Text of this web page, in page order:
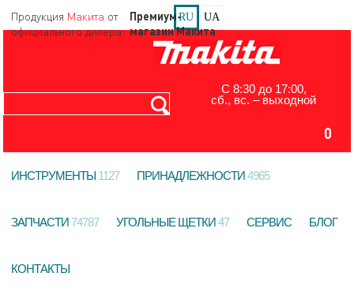
Продукция Макита от
официального дилера
RU UA
С 8:30 до 17:00,
сб., вс. – выходной
0
ИНСТРУМЕНТЫ 1127 ПРИНАДЛЕЖНОСТИ4965
ЗАПЧАСТИ74787 УГОЛЬНЫЕ ЩЕТКИ47 СЕРВИС БЛОГ
КОНТАКТЫ